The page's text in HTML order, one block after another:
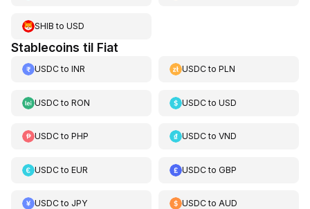
SHIB to USD
Stablecoins til Fiat
USDCto INR USDCtoPLN
USDCto RON USDCtoUSD
USDCto PHP USDCtoVND
USDCto EUR USDCtoGBP
USDCto JPY USDCtoAUD